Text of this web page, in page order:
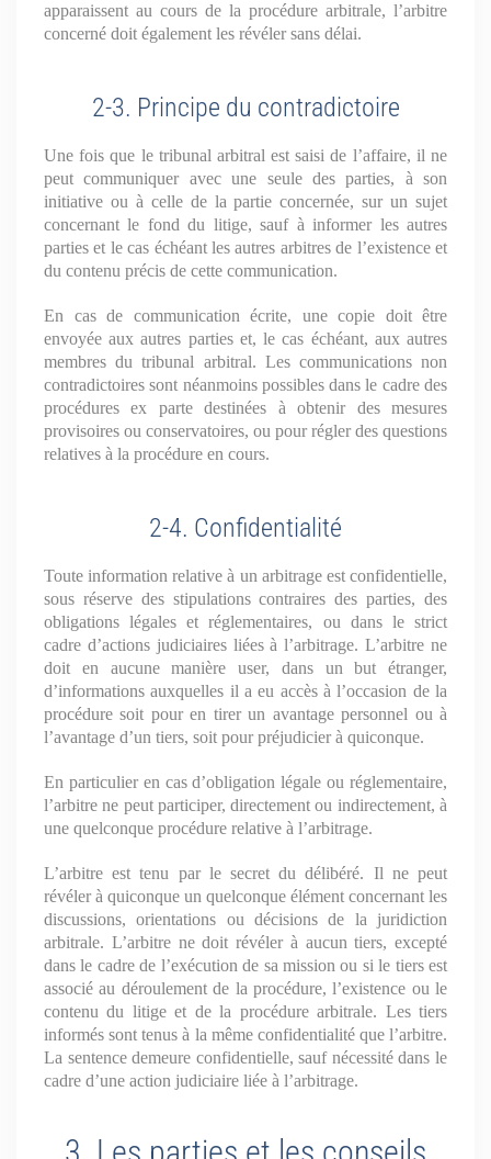
apparaissent au cours de la procédure arbitrale, l’arbitre
concerné doit également les révéler sans délai.
2-3. Principe du contradictoire
Une fois que le tribunal arbitral est saisi de l’affaire, il ne
peut communiquer avec une seule des parties, à son
initiative ou à celle de la partie concernée, sur un sujet
concernant le fond du litige, sauf à informer les autres
parties et le cas échéant les autres arbitres de l’existence et
du contenu précis de cette communication.
En cas de communication écrite, une copie doit être
envoyée aux autres parties et, le cas échéant, aux autres
membres du tribunal arbitral. Les communications non
contradictoires sont néanmoins possibles dans le cadre des
procédures ex parte destinées à obtenir des mesures
provisoires ou conservatoires, ou pour régler des questions
relatives à la procédure en cours.
2-4. Confidentialité
Toute information relative à un arbitrage est confidentielle,
sous réserve des stipulations contraires des parties, des
obligations légales et réglementaires, ou dans le strict
cadre d’actions judiciaires liées à l’arbitrage. L’arbitre ne
doit en aucune manière user, dans un but étranger,
d’informations auxquelles il a eu accès à l’occasion de la
procédure soit pour en tirer un avantage personnel ou à
l’avantage d’un tiers, soit pour préjudicier à quiconque.
En particulier en cas d’obligation légale ou réglementaire,
l’arbitre ne peut participer, directement ou indirectement, à
une quelconque procédure relative à l’arbitrage.
L’arbitre est tenu par le secret du délibéré. Il ne peut
révéler à quiconque un quelconque élément concernant les
discussions, orientations ou décisions de la juridiction
arbitrale. L’arbitre ne doit révéler à aucun tiers, excepté
dans le cadre de l’exécution de sa mission ou si le tiers est
associé au déroulement de la procédure, l’existence ou le
contenu du litige et de la procédure arbitrale. Les tiers
informés sont tenus à la même confidentialité que l’arbitre.
La sentence demeure confidentielle, sauf nécessité dans le
cadre d’une action judiciaire liée à l’arbitrage.